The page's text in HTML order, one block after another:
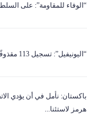
“الوفاء للمقاومة”: على
“اليونيفيل”: تسجيل 113 مقذوفًا إسرائيل...
باكستان: نأمل في أن يؤدي
هرمز لاستئنا...